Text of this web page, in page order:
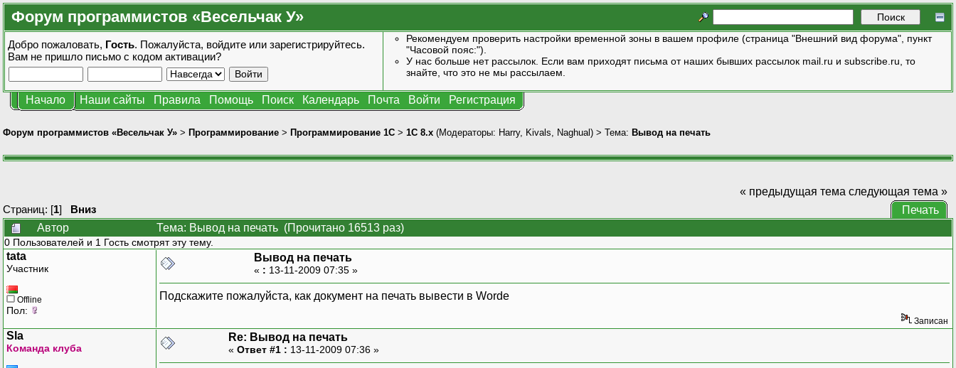
Форум программистов «Весельчак У»
Добро пожаловать, Гость. Пожалуйста, войдите или зарегистрируйтесь.
Вам не пришло письмо с кодом активации?
Рекомендуем проверить настройки временной зоны в вашем профиле (страница "Внешний вид форума", пункт
"Часовой пояс:").
У нас больше нет рассылок. Если вам приходят письма от наших бывших рассылок mail.ru и subscribe.ru, то
знайте, что это не мы рассылаем.
Начало Наши сайты Правила Помощь Поиск Календарь Почта Войти Регистрация
Форум программистов «Весельчак У» > Программирование > Программирование 1С > 1С 8.x (Модераторы: Harry, Kivals Naghual) > Тема: Вывод на печать
Страниц: [1] Вниз
« предыдущая тема следующая тема »
Печать
Автор
Тема: Вывод на печать (Прочитано 16513 раз)
0 Пользователей и 1 Гость смотрят эту тему.
tata
Участник
Offline
Пол:
Вывод на печать
« : 13-11-2009 07:35 »
Подскажите пожалуйста, как документ на печать вывести в Worde
Записан
Sla
Команда клуба
Re: Вывод на печать
« Ответ #1 : 13-11-2009 07:36 »